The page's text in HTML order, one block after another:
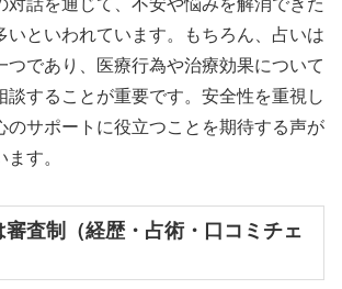
対話を通じて、不安や悩みを解消できた
いといわれています。もちろん、占いは
つであり、医療行為や治療効果について
談することが重要です。安全性を重視し
のサポートに役立つことを期待する声が
す。
審査制（経歴・占術・口コミチェ